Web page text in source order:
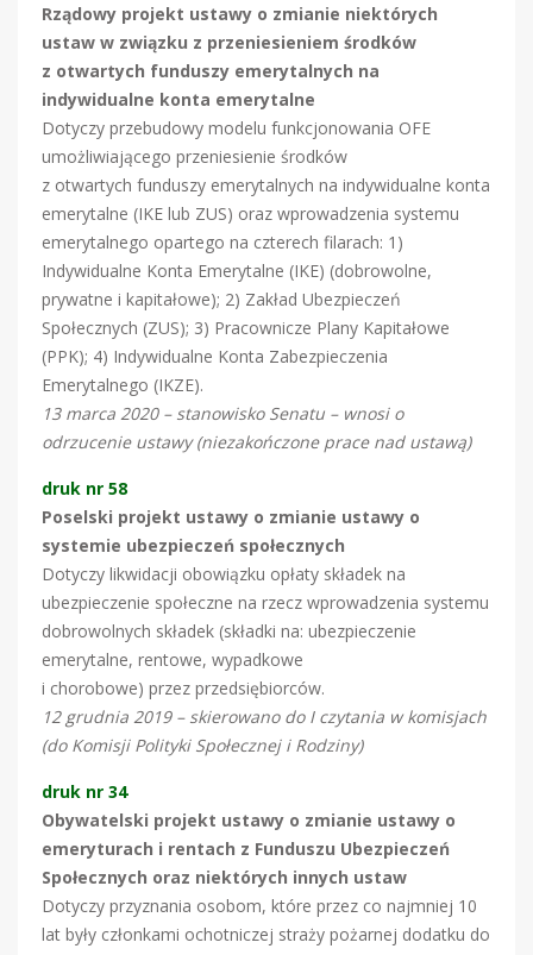
Rządowy projekt ustawy o zmianie niektórych
ustaw w związku z przeniesieniem środków
z otwartych funduszy emerytalnych na
indywidualne konta emerytalne
Dotyczy przebudowy modelu funkcjonowania OFE
umożliwiającego przeniesienie środków
z otwartych funduszy emerytalnych na indywidualne konta
emerytalne (IKE lub ZUS) oraz wprowadzenia systemu
emerytalnego opartego na czterech filarach: 1)
Indywidualne Konta Emerytalne (IKE) (dobrowolne,
prywatne i kapitałowe); 2) Zakład Ubezpieczeń
Społecznych (ZUS); 3) Pracownicze Plany Kapitałowe
(PPK); 4) Indywidualne Konta Zabezpieczenia
Emerytalnego (IKZE).
13 marca 2020 – stanowisko Senatu – wnosi o
odrzucenie ustawy (niezakończone prace nad ustawą)
druk nr 58
Poselski projekt ustawy o zmianie ustawy o
systemie ubezpieczeń społecznych
Dotyczy likwidacji obowiązku opłaty składek na
ubezpieczenie społeczne na rzecz wprowadzenia systemu
dobrowolnych składek (składki na: ubezpieczenie
emerytalne, rentowe, wypadkowe
i chorobowe) przez przedsiębiorców.
12 grudnia 2019 – skierowano do I czytania w komisjach
(do Komisji Polityki Społecznej i Rodziny)
druk nr 34
Obywatelski projekt ustawy o zmianie ustawy o
emeryturach i rentach z Funduszu Ubezpieczeń
Społecznych oraz niektórych innych ustaw
Dotyczy przyznania osobom, które przez co najmniej 10
lat były członkami ochotniczej straży pożarnej dodatku do